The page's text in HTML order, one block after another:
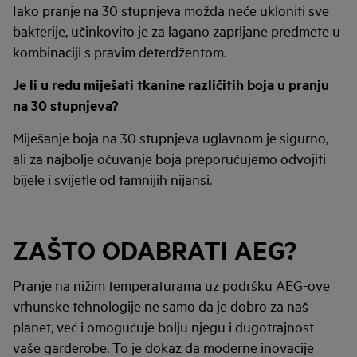
Iako pranje na 30 stupnjeva možda neće ukloniti sve
bakterije, učinkovito je za lagano zaprljane predmete u
kombinaciji s pravim deterdžentom.
Je li u redu miješati tkanine različitih boja u pranju
na 30 stupnjeva?
Miješanje boja na 30 stupnjeva uglavnom je sigurno,
ali za najbolje očuvanje boja preporučujemo odvojiti
bijele i svijetle od tamnijih nijansi.
ZAŠTO ODABRATI AEG?
Pranje na nižim temperaturama uz podršku AEG-ove
vrhunske tehnologije ne samo da je dobro za naš
planet, već i omogućuje bolju njegu i dugotrajnost
vaše garderobe. To je dokaz da moderne inovacije